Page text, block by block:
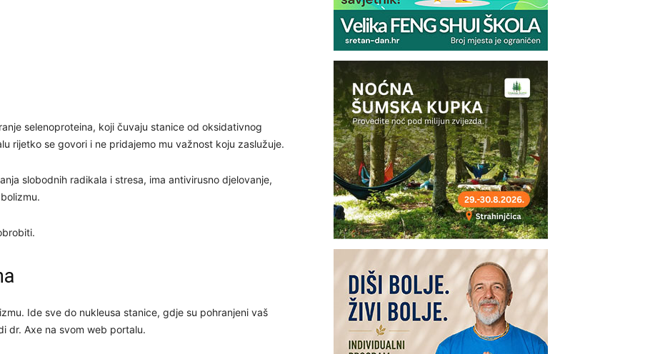
selenoproteina, koji čuvaju stanice od oksidativnog
rijetko se govori i ne pridajemo mu važnost koju zaslužuje.
slobodnih radikala i stresa, ima antivirusno djelovanje,
Ide sve do nukleusa stanice, gdje su pohranjeni vaš
dr. Axe na svom web portalu.